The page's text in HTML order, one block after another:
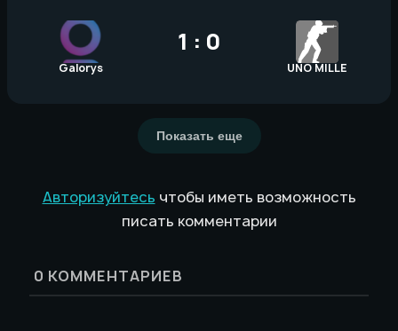
Galorys
1 : 0
UNO MILLE
Показать еще
Авторизуйтесь чтобы иметь возможность
писать комментарии
0 КОММЕНТАРИЕВ